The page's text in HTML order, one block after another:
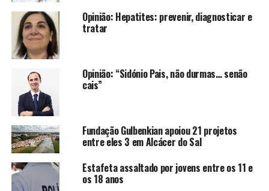
Opinião: Hepatites: prevenir, diagnosticar e
tratar
Opinião: “Sidónio Pais, não durmas… senão
cais”
Fundação Gulbenkian apoiou 21 projetos
entre eles 3 em Alcácer do Sal
Estafeta assaltado por jovens entre os 11 e
os 18 anos